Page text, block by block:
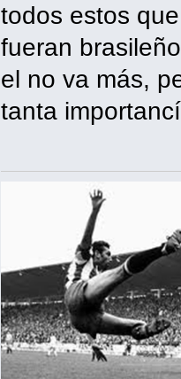
todos estos
fueran
el no va más,
tanta